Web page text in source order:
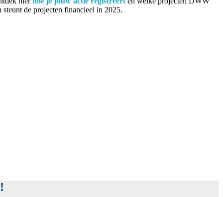
de projecten financieel in 2025.